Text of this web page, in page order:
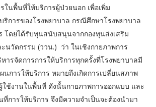
นพื้นที่ให้บริการผู้ป่วยนอก เพื่อเพิ่ม
ริการของโรงพยาบาล กรณีศึกษาโรงพยาบาล
โดยได้รับทุนสนับสนุนจากกองทุนส่งเสริม
นวัตกรรม (ววน.) ว่า ในเชิงกายภาพการ
ารจัดการการให้บริการทุกครั้งที่โรงพยาบาลมี
นการให้บริการ หมายถึงเกิดการเปลี่ยนสภาพ
ช้งานในพื้นที่ ดังนั้นกายภาพการออกแบบ และ
การให้บริการ จึงมีความจำเป็นจะต้องนำมา